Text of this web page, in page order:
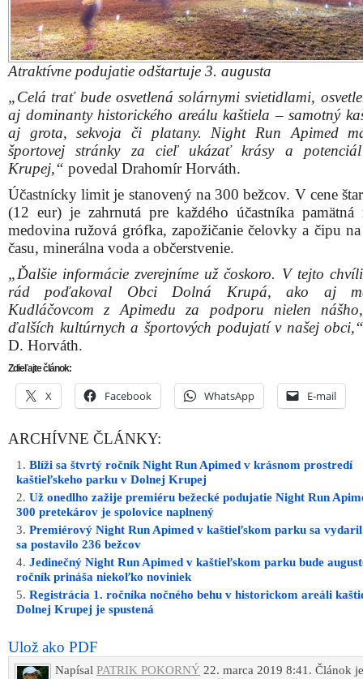
Atraktívne podujatie odštartuje 3. augusta
„Celá trať bude osvetlená solárnymi svietidlami,
aj dominanty historického areálu kaštiela – samotný
aj grota, sekvoja či platany. Night Run Apimed
športovej stránky za cieľ ukázať krásy a
Krupej,“ povedal Drahomír Horváth.
Účastnícky limit je stanovený na 300 bežcov. V cene
(12 eur) je zahrnutá pre každého účastníka pamätná
medovina ružová grófka, zapožičanie čelovky a čipu na
času, minerálna voda a občerstvenie.
„Ďalšie informácie zverejníme už čoskoro. V tejto
rád poďakoval Obci Dolná Krupá, ako aj
Kudláčovcom z Apimedu za podporu nielen
ďalších kultúrnych a športových podujatí v našej
D. Horváth.
Zdieľajte článok:
X Facebook WhatsApp E-mail
ARCHÍVNE ČLÁNKY:
Blíži sa štvrtý ročník Night Run Apimed v krásnom prostredí
kaštieľskeho parku v Dolnej Krupej
Už onedlho zažije premiéru bežecké podujatie Night Run
300 pretekárov je spolovice naplnený
Premiérový Night Run Apimed v kaštieľskom parku sa
sa postavilo 236 bežcov
Jedinečný Night Run Apimed v kaštieľskom parku bude
ročník prináša niekoľko noviniek
Registrácia 1. ročníka nočného behu v historickom areáli
Dolnej Krupej je spustená
Ulož ako PDF
Napísal PATRIK POKORNÝ 22. marca 2019 8:41. Článok je